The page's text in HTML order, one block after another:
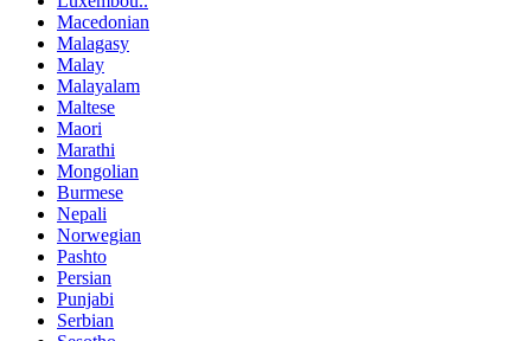
Macedonian
Malagasy
Malay
Malayalam
Maltese
Maori
Marathi
Mongolian
Burmese
Nepali
Norwegian
Pashto
Persian
Punjabi
Serbian